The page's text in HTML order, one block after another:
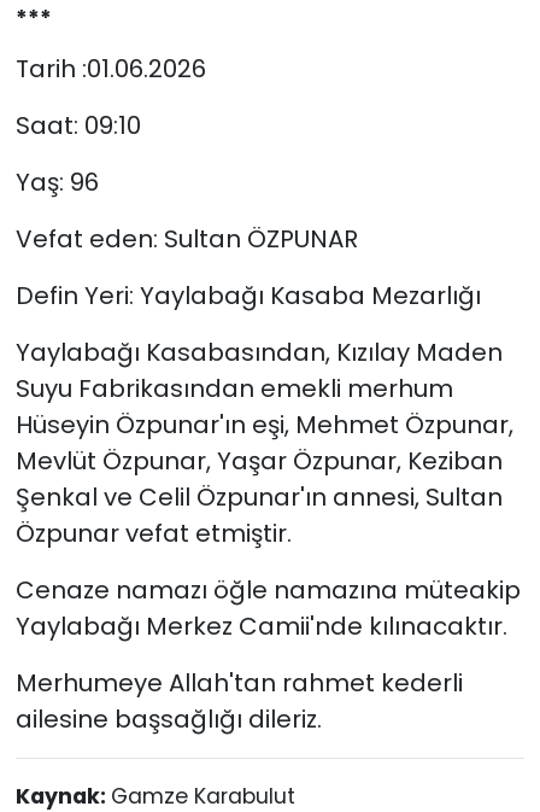
***
Tarih :01.06.2026
Saat: 09:10
Yaş: 96
Vefat eden: Sultan ÖZPUNAR
Defin Yeri: Yaylabağı Kasaba Mezarlığı
Yaylabağı Kasabasından, Kızılay Maden
Suyu Fabrikasından emekli merhum
Hüseyin Özpunar'ın eşi, Mehmet Özpunar,
Mevlüt Özpunar, Yaşar Özpunar, Keziban
Şenkal ve Celil Özpunar'ın annesi, Sultan
Özpunar vefat etmiştir.
Cenaze namazı öğle namazına müteakip
Yaylabağı Merkez Camii'nde kılınacaktır.
Merhumeye Allah'tan rahmet kederli
ailesine başsağlığı dileriz.
Kaynak: Gamze Karabulut